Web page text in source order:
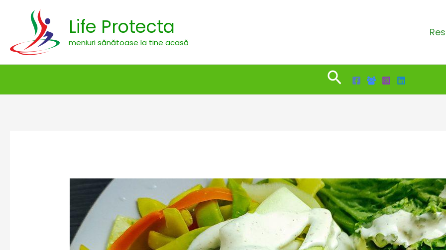
Life Protecta
meniuri sănătoase la tine acasă
Search